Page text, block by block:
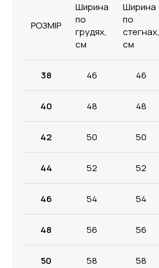
РОЗМІР
Ширина
по
грудях,
см
Ширина
по
стегнах,
см
38 46 46
40 48 48
42 50 50
44 52 52
46 54 54
48 56 56
50 58 58